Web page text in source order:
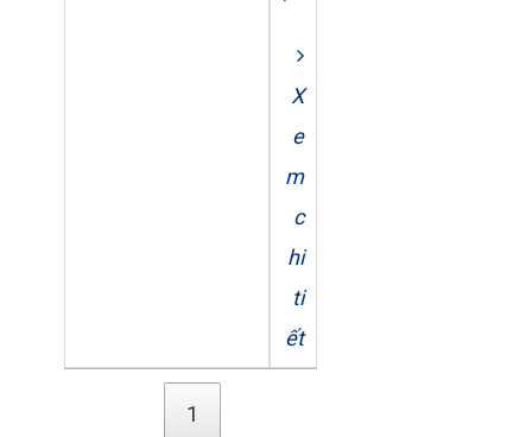
X
e
m
c
hi
ti
ết
1